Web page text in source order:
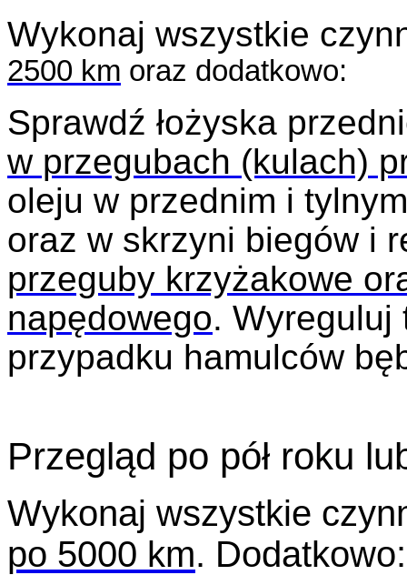
Wykonaj wszystkie
2500 km oraz dodatkowo:
Sprawdź łożyska
w przegubach (kulach)
oleju w przednim i
oraz w skrzyni biegów i
przeguby krzyżakowe
napędowego. Wyreguluj
przypadku hamulców
Przegląd po pół roku
Wykonaj wszystkie
po 5000 km. Dodatkowo: